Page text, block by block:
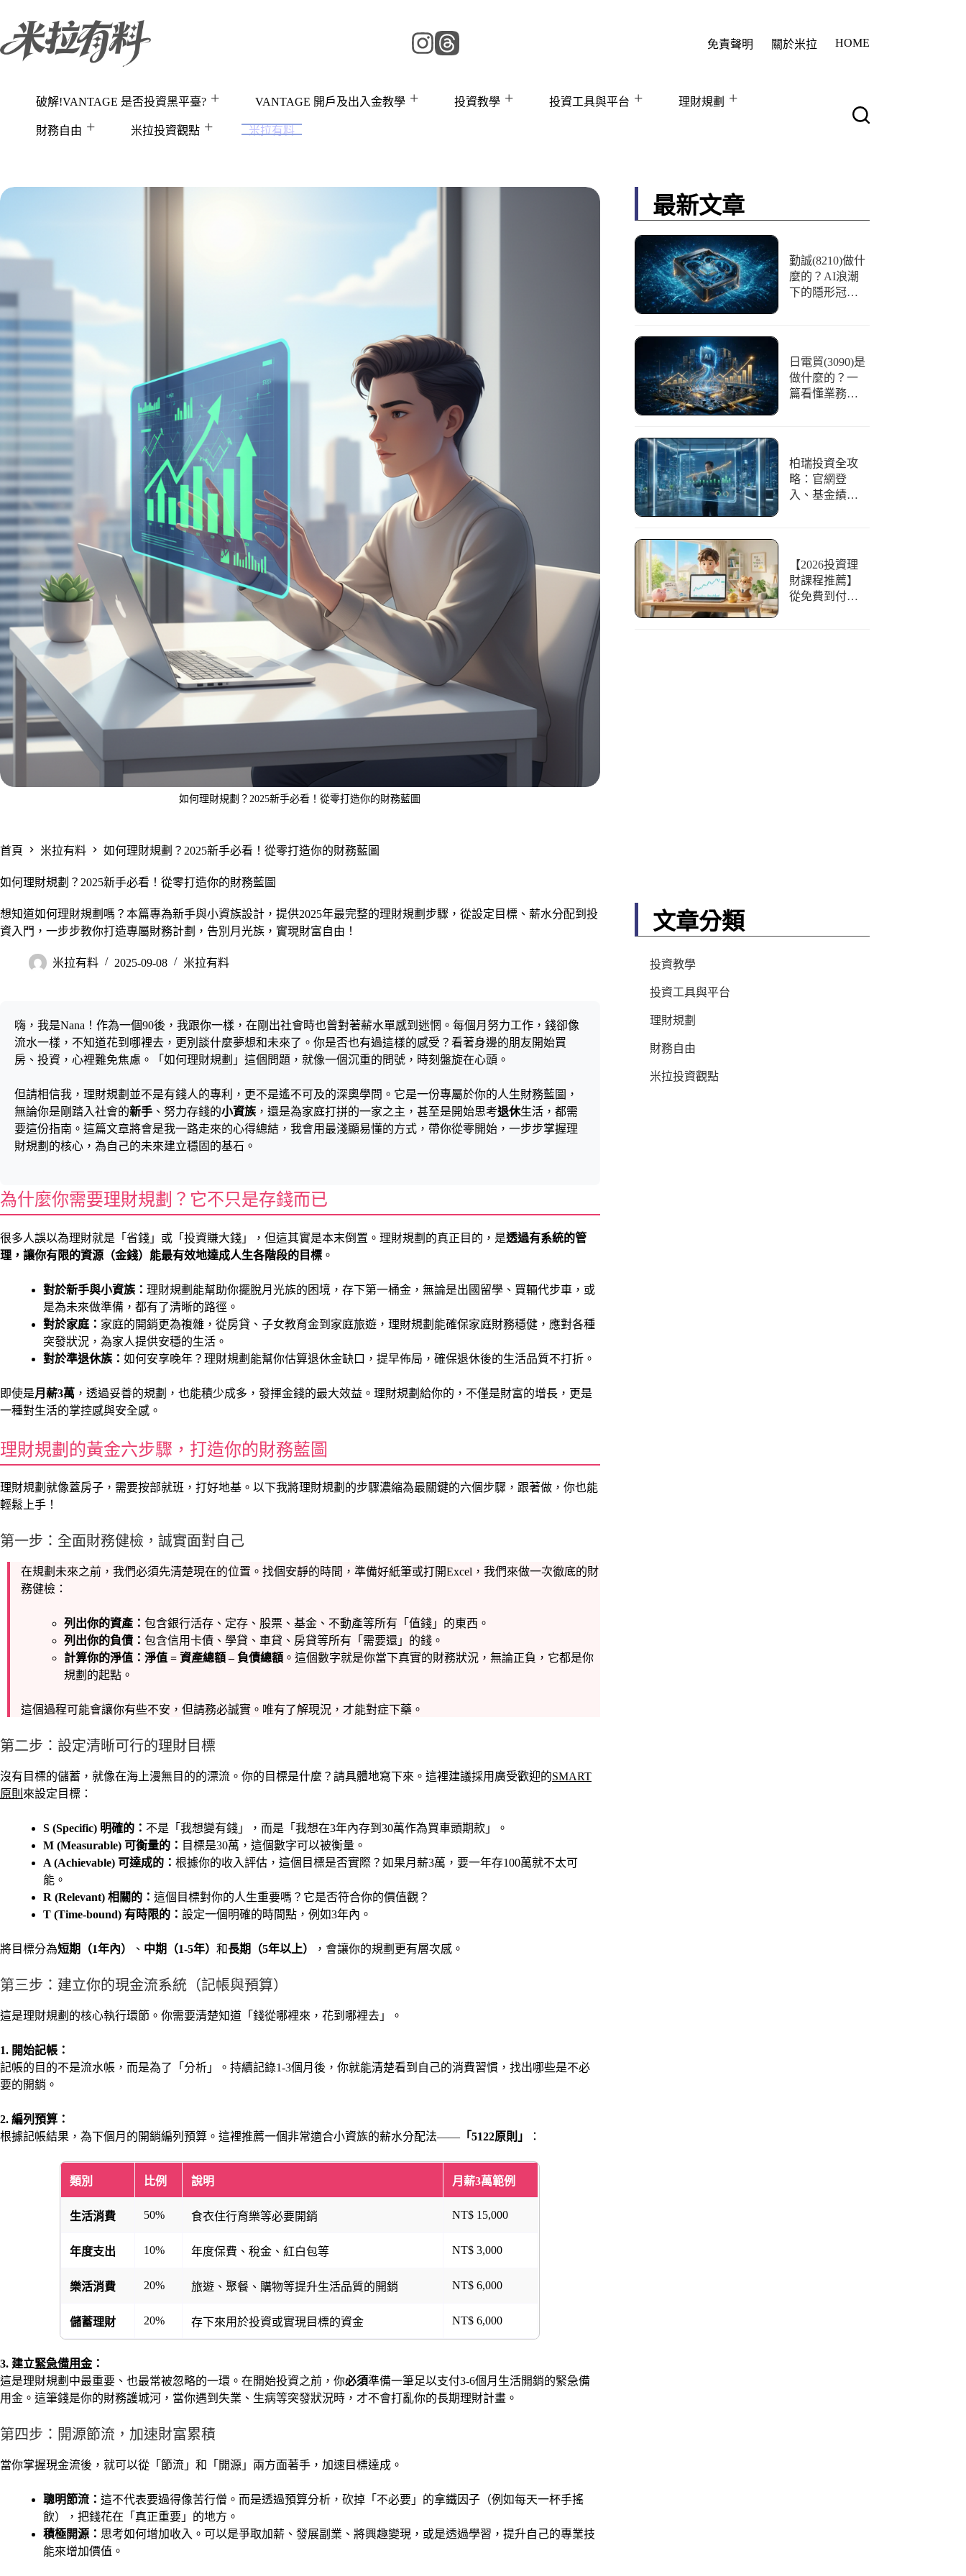
主
免責聲明 關於米拉 HOME
破解!VANTAGE 是否投資黑平臺? VANTAGE 開戶及出入金教學 投資教學 投資工具與平台 理財規劃
財務自由 米拉投資觀點 米拉有料
如何理財規劃？2025新手必看！從零打造你的財務藍圖
首頁 米拉有料 如何理財規劃？2025新手必看！從零打造你的財務藍圖
如何理財規劃？2025新手必看！從零打造你的財務藍圖
想知道如何理財規劃嗎？本篇專為新手與小資族設計，提供2025年最完整的理財規劃步驟，從設定目標、薪水分配到投
資入門，一步步教你打造專屬財務計劃，告別月光族，實現財富自由！
米拉有料 2025-09-08 米拉有料
嗨，我是Nana！作為一個90後，我跟你一樣，在剛出社會時也曾對著薪水單感到迷惘。每個月努力工作，錢卻像
流水一樣，不知道花到哪裡去，更別談什麼夢想和未來了。你是否也有過這樣的感受？看著身邊的朋友開始買
房、投資，心裡難免焦慮。「如何理財規劃」這個問題，就像一個沉重的問號，時刻盤旋在心頭。
但請相信我，理財規劃並不是有錢人的專利，更不是遙不可及的深奧學問。它是一份專屬於你的人生財務藍圖，
無論你是剛踏入社會的新手 、努力存錢的小資族 ，還是為家庭打拼的一家之主，甚至是開始思考退休生活，都需
要這份指南。這篇文章將會是我一路走來的心得總結，我會用最淺顯易懂的方式，帶你從零開始，一步步掌握理
財規劃的核心，為自己的未來建立穩固的基石。
為什麼你需要理財規劃？它不只是存錢而已
很多人誤以為理財就是「省錢」或「投資賺大錢」，但這其實是本末倒置。理財規劃的真正目的，是透過有系統的管
理，讓你有限的資源（金錢）能最有效地達成人生各階段的目標 。
對於新手與小資族： 理財規劃能幫助你擺脫月光族的困境，存下第一桶金，無論是出國留學、買輛代步車，或
是為未來做準備，都有了清晰的路徑。
對於家庭： 家庭的開銷更為複雜，從房貸、子女教育金到家庭旅遊，理財規劃能確保家庭財務穩健，應對各種
突發狀況，為家人提供安穩的生活。
對於準退休族： 如何安享晚年？理財規劃能幫你估算退休金缺口，提早佈局，確保退休後的生活品質不打折。
即使是月薪3萬 ，透過妥善的規劃，也能積少成多，發揮金錢的最大效益。理財規劃給你的，不僅是財富的增長，更是
一種對生活的掌控感與安全感。
理財規劃的黃金六步驟，打造你的財務藍圖
理財規劃就像蓋房子，需要按部就班，打好地基。以下我將理財規劃的步驟濃縮為最關鍵的六個步驟，跟著做，你也能
輕鬆上手！
第一步：全面財務健檢，誠實面對自己
在規劃未來之前，我們必須先清楚現在的位置。找個安靜的時間，準備好紙筆或打開Excel，我們來做一次徹底的財
務健檢：
列出你的資產： 包含銀行活存、定存、股票、基金、不動產等所有「值錢」的東西。
列出你的負債： 包含信用卡債、學貸、車貸、房貸等所有「需要還」的錢。
計算你的淨值： 淨值 = 資產總額 – 負債總額 。這個數字就是你當下真實的財務狀況，無論正負，它都是你
規劃的起點。
這個過程可能會讓你有些不安，但請務必誠實。唯有了解現況，才能對症下藥。
第二步：設定清晰可行的理財目標
沒有目標的儲蓄，就像在海上漫無目的的漂流。你的目標是什麼？請具體地寫下來。這裡建議採用廣受歡迎的SMART
原則 來設定目標：
S (Specific) 明確的： 不是「我想變有錢」，而是「我想在3年內存到30萬作為買車頭期款」。
M (Measurable) 可衡量的： 目標是30萬，這個數字可以被衡量。
A (Achievable) 可達成的： 根據你的收入評估，這個目標是否實際？如果月薪3萬，要一年存100萬就不太可
能。
R (Relevant) 相關的： 這個目標對你的人生重要嗎？它是否符合你的價值觀？
T (Time-bound) 有時限的： 設定一個明確的時間點，例如3年內。
將目標分為短期（1年內） 、 中期（1-5年） 和長期（5年以上） ，會讓你的規劃更有層次感。
第三步：建立你的現金流系統（記帳與預算）
這是理財規劃的核心執行環節。你需要清楚知道「錢從哪裡來，花到哪裡去」。
1. 開始記帳：
記帳的目的不是流水帳，而是為了「分析」。持續記錄1-3個月後，你就能清楚看到自己的消費習慣，找出哪些是不必
要的開銷。
2. 編列預算：
根據記帳結果，為下個月的開銷編列預算。這裡推薦一個非常適合小資族的薪水分配法—— 「5122原則」 ：
類別 比例 說明 月薪3萬範例
生活消費 50% 食衣住行育樂等必要開銷 NT$ 15,000
年度支出 10% 年度保費、稅金、紅白包等 NT$ 3,000
樂活消費 20% 旅遊、聚餐、購物等提升生活品質的開銷 NT$ 6,000
儲蓄理財 20% 存下來用於投資或實現目標的資金 NT$ 6,000
3. 建立緊急備用金：
這是理財規劃中最重要、也最常被忽略的一環。在開始投資之前，你必須準備一筆足以支付3-6個月生活開銷的緊急備
用金。這筆錢是你的財務護城河，當你遇到失業、生病等突發狀況時，才不會打亂你的長期理財計畫。
第四步：開源節流，加速財富累積
當你掌握現金流後，就可以從「節流」和「開源」兩方面著手，加速目標達成。
聰明節流： 這不代表要過得像苦行僧。而是透過預算分析，砍掉「不必要」的拿鐵因子（例如每天一杯手搖
飲），把錢花在「真正重要」的地方。
積極開源： 思考如何增加收入。可以是爭取加薪、發展副業、將興趣變現，或是透過學習，提升自己的專業技
能來增加價值。
最新文章
勤誠(8210)做什
麼的？AI浪潮
下的隱形冠
日電貿(3090)是
做什麼的？一
篇看懂業務、
柏瑞投資全攻
略：官網登
入、基金績
【2026投資理
財課程推薦】
從免費到付
文章分類
投資教學
投資工具與平台
理財規劃
財務自由
米拉投資觀點